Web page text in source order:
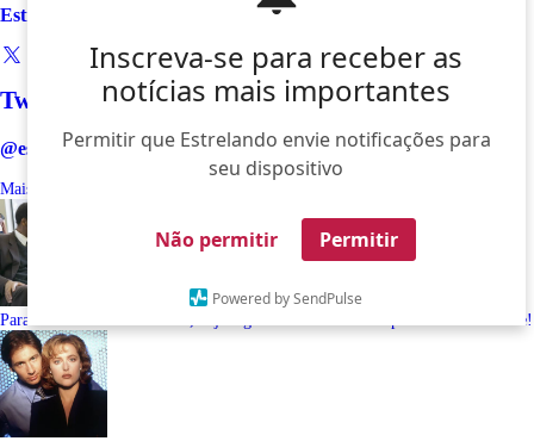
Inscreva-se para receber as
notícias mais importantes
Permitir que Estrelando envie notificações para
seu dispositivo
Não permitir Permitir
Powered by SendPulse
Estrelando
Twitter
@estrelando
Mais Lidas
Para celebrar o Dia dos Pais, veja algumas séries e filmes para assistir com ele!